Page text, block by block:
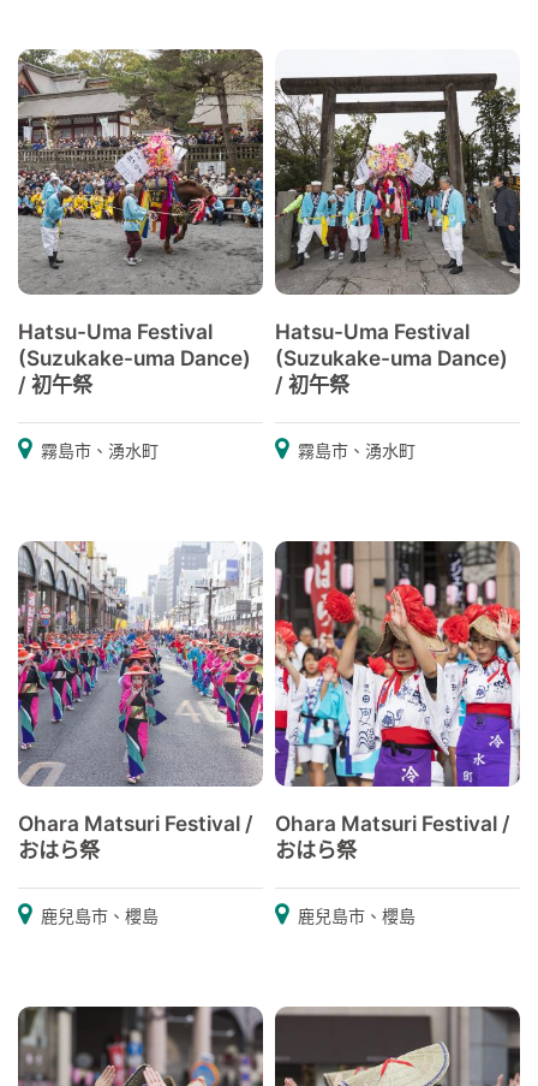
Hatsu-Uma Festival
(Suzukake-uma Dance)
/ 初午祭
霧島市、湧水町
Hatsu-Uma Festival
(Suzukake-uma Dance)
/ 初午祭
霧島市、湧水町
Ohara Matsuri Festival /
おはら祭
鹿兒島市、櫻島
Ohara Matsuri Festival /
おはら祭
鹿兒島市、櫻島